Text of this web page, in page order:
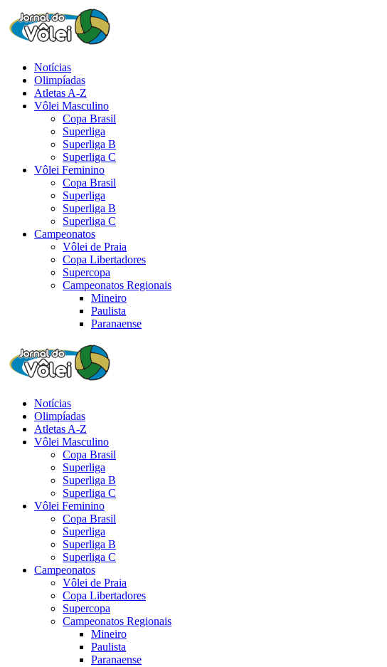
Notícias
Olimpíadas
Atletas A-Z
Vôlei Masculino
Copa Brasil
Superliga
Superliga B
Superliga C
Vôlei Feminino
Copa Brasil
Superliga
Superliga B
Superliga C
Campeonatos
Vôlei de Praia
Copa Libertadores
Supercopa
Campeonatos Regionais
Mineiro
Paulista
Paranaense
Notícias
Olimpíadas
Atletas A-Z
Vôlei Masculino
Copa Brasil
Superliga
Superliga B
Superliga C
Vôlei Feminino
Copa Brasil
Superliga
Superliga B
Superliga C
Campeonatos
Vôlei de Praia
Copa Libertadores
Supercopa
Campeonatos Regionais
Mineiro
Paulista
Paranaense